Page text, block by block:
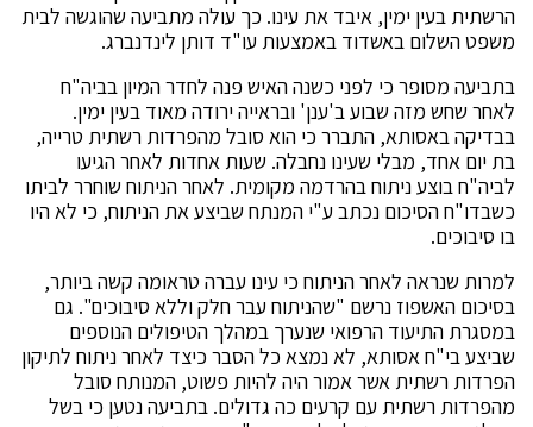
הרשתית בעין ימין, איבד את עינו. כך עולה מתביעה שהוגשה לבית
משפט השלום באשדוד באמצעות עו"ד דותן לינדנברג.
בתביעה מסופר כי לפני כשנה האיש פנה לחדר המיון בביה"ח
לאחר שחש מזה שבוע ב'ענן' ובראייה ירודה מאוד בעין ימין.
בבדיקה באסותא, התברר כי הוא סובל מהפרדות רשתית טרייה,
בת יום אחד, מבלי שעינו נחבלה. שעות אחדות לאחר הגיעו
לביה"ח בוצע ניתוח בהרדמה מקומית. לאחר הניתוח שוחרר לביתו
כשבדו"ח הסיכום נכתב ע"י המנתח שביצע את הניתוח, כי לא היו
בו סיבוכים.
למרות שנראה לאחר הניתוח כי עינו עברה טראומה קשה ביותר,
בסיכום האשפוז נרשם "שהניתוח עבר חלק וללא סיבוכים". גם
במסגרת התיעוד הרפואי שנערך במהלך הטיפולים הנוספים
שביצע בי"ח אסותא, לא נמצא כל הסבר כיצד לאחר ניתוח לתיקון
הפרדות רשתית אשר אמור היה להיות פשוט, המנותח סובל
מהפרדות רשתית עם קרעים כה גדולים. בתביעה נטען כי בשל